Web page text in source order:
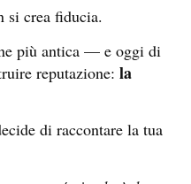
si crea fiducia.
più antica — e oggi di
reputazione: la
di raccontare la tua